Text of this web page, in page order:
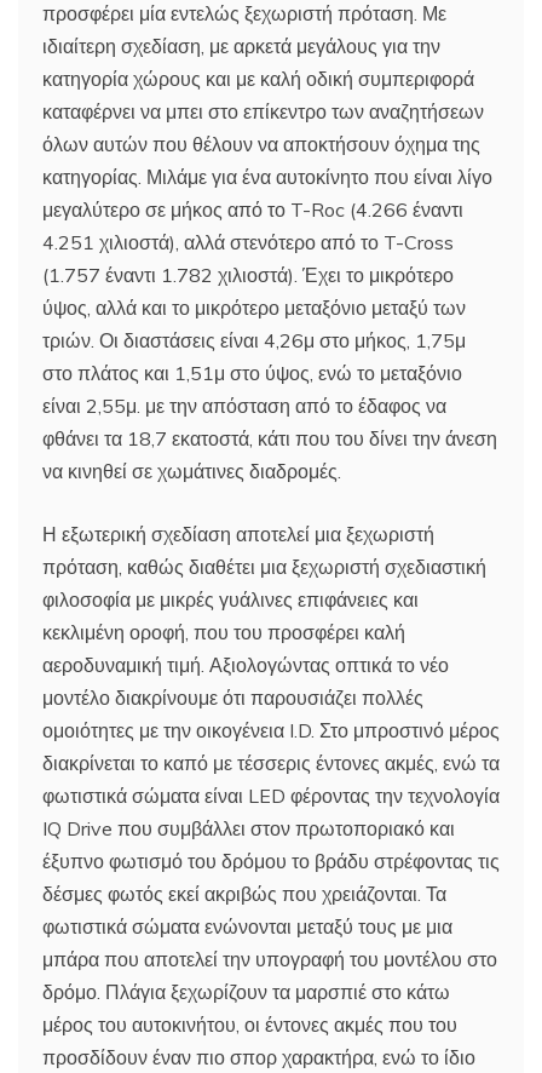
προσφέρει μία εντελώς ξεχωριστή πρόταση. Με
ιδιαίτερη σχεδίαση, με αρκετά μεγάλους για την
κατηγορία χώρους και με καλή οδική συμπεριφορά
καταφέρνει να μπει στο επίκεντρο των αναζητήσεων
όλων αυτών που θέλουν να αποκτήσουν όχημα της
κατηγορίας. Μιλάμε για ένα αυτοκίνητο που είναι λίγο
μεγαλύτερο σε μήκος από το T-Roc (4.266 έναντι
4.251 χιλιοστά), αλλά στενότερο από το T-Cross
(1.757 έναντι 1.782 χιλιοστά). Έχει το μικρότερο
ύψος, αλλά και το μικρότερο μεταξόνιο μεταξύ των
τριών. Οι διαστάσεις είναι 4,26μ στο μήκος, 1,75μ
στο πλάτος και 1,51μ στο ύψος, ενώ το μεταξόνιο
είναι 2,55μ. με την απόσταση από το έδαφος να
φθάνει τα 18,7 εκατοστά, κάτι που του δίνει την άνεση
να κινηθεί σε χωμάτινες διαδρομές.
Η εξωτερική σχεδίαση αποτελεί μια ξεχωριστή
πρόταση, καθώς διαθέτει μια ξεχωριστή σχεδιαστική
φιλοσοφία με μικρές γυάλινες επιφάνειες και
κεκλιμένη οροφή, που του προσφέρει καλή
αεροδυναμική τιμή. Αξιολογώντας οπτικά το νέο
μοντέλο διακρίνουμε ότι παρουσιάζει πολλές
ομοιότητες με την οικογένεια I.D. Στο μπροστινό μέρος
διακρίνεται το καπό με τέσσερις έντονες ακμές, ενώ τα
φωτιστικά σώματα είναι LED φέροντας την τεχνολογία
IQ Drive που συμβάλλει στον πρωτοποριακό και
έξυπνο φωτισμό του δρόμου το βράδυ στρέφοντας τις
δέσμες φωτός εκεί ακριβώς που χρειάζονται. Τα
φωτιστικά σώματα ενώνονται μεταξύ τους με μια
μπάρα που αποτελεί την υπογραφή του μοντέλου στο
δρόμο. Πλάγια ξεχωρίζουν τα μαρσπιέ στο κάτω
μέρος του αυτοκινήτου, οι έντονες ακμές που του
προσδίδουν έναν πιο σπορ χαρακτήρα, ενώ το ίδιο